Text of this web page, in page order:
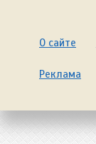
О сайте
Реклама